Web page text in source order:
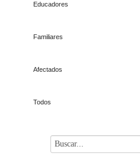
Educadores
Familiares
Afectados
Todos